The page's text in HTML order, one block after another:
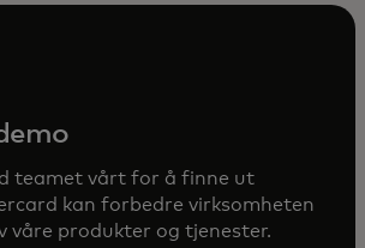
teamet vårt for å finne ut
kan forbedre virksomheten
våre produkter og tjenester.